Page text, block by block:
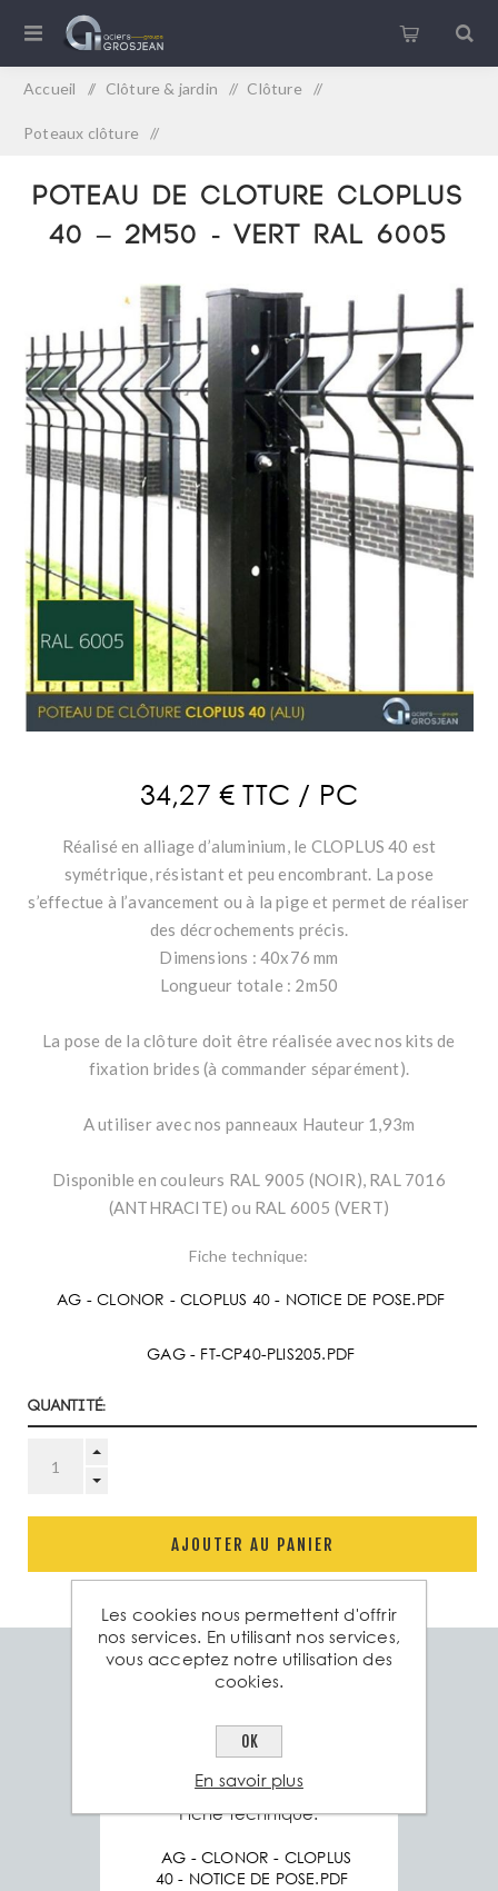
Accueil / Clôture & jardin / Clôture /
Poteaux clôture /
POTEAU DE CLOTURE CLOPLUS
40 – 2M50 - VERT RAL 6005
34,27 € TTC / PC
Réalisé en alliage d’aluminium, le CLOPLUS 40 est
symétrique, résistant et peu encombrant. La pose
s’effectue à l’avancement ou à la pige et permet de réaliser
des décrochements précis.
Dimensions : 40x76 mm
Longueur totale : 2m50
La pose de la clôture doit être réalisée avec nos kits de
fixation brides (à commander séparément).
A utiliser avec nos panneaux Hauteur 1,93m
Disponible en couleurs RAL 9005 (NOIR), RAL 7016
(ANTHRACITE) ou RAL 6005 (VERT)
Fiche technique:
AG - CLONOR - CLOPLUS 40 - NOTICE DE POSE.PDF
GAG - FT-CP40-PLIS205.PDF
Quantité:
AJOUTER AU PANIER
Spéc. technique Produits associés
Fiche technique:
AG - CLONOR - CLOPLUS
40 - NOTICE DE POSE.PDF
Les cookies nous permettent d'offrir
nos services. En utilisant nos services,
vous acceptez notre utilisation des
cookies.
OK
En savoir plus